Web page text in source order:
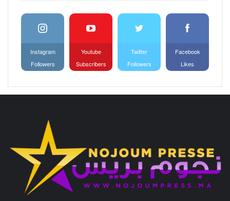
Facebook
Likes
Twitter
Followers
Youtube
Subscribers
Instagram
Followers